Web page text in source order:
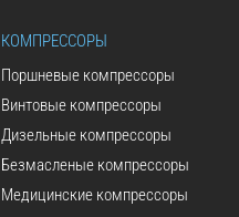
КОМПРЕССОРЫ
Поршневые компрессоры
Винтовые компрессоры
Дизельные компрессоры
Безмасленые компрессоры
Медицинские компрессоры